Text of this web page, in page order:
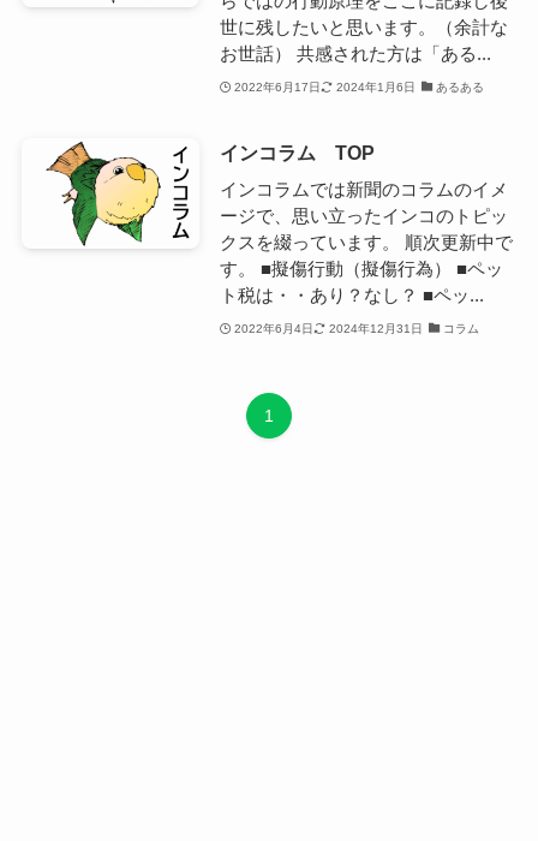
世に残したいと思います。（余計な
お世話） 共感された方は「ある...
2022年6月17日 2024年1月6日 あるある
インコラム TOP
インコラムでは新聞のコラムのイメ
ージで、思い立ったインコのトピッ
クスを綴っています。 順次更新中で
す。 ■擬傷行動（擬傷行為） ■ペッ
ト税は・・あり？なし？ ■ペッ...
2022年6月4日 2024年12月31日 コラム
1